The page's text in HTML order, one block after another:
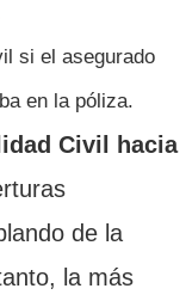
si el asegurado
en la póliza.
Civil hacia
de la
la más